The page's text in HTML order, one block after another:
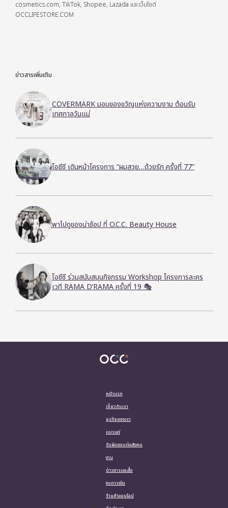
cosmetics.com, TikTok, Shopee, Lazada และเว็บไซต์
OCCLIFESTORE.COM
ข่าวสารเพิ่มเติม
COVERMARK มอบของขวัญแห่งความงาม ต้อนรับ
เทศกาลวันแม่
โอซีซี เดินหน้าโครงการ “ผมสวย…ด้วยรัก ครั้งที่ 77”
พาไปดูของน่าช้อป ที่ O.C.C. Beauty House
โอซีซี ร่วมสนับสนุนกิจกรรม Workshop โครงการละคร
เวที RAMA D’RAMA ครั้งที่ 19 🎭
หน้าแรก
เกี่ยวกับเรา
ธุรกิจของเรา
แบรนด์
รับผิดชอบต่อสังคม
งาน
ข่าวสารและสื่อ
งบการเงิน
ร้านค้าออนไลน์